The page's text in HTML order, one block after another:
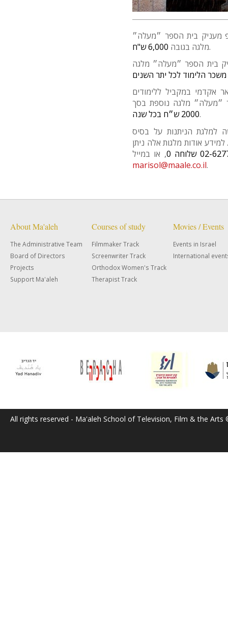
מעניק בית הספר ״מעלה״
מלגה בגובה.
בית הספר ״מעלה״ מלגה
אקדמי במקביל ללימודים
״מעלה״ מלגה נוספת בסך
2000 ש״ח בכל שנה.
למלגת הניתנות על בסיס
למידע אודות מלגות אלה ניתן
שלוחה 0
, או במייל
marisol@maale.co.il.
About Ma'aleh
The Administrative Team
Board of Directors
Projects
Support Ma'aleh
Courses of study
Filmmaker Track
Screenwriter Track
Orthodox Women's Track
Therapist Track
Movies / Events
Events in Israel
International
All rights reserved - Ma'aleh School of Television, Film & the